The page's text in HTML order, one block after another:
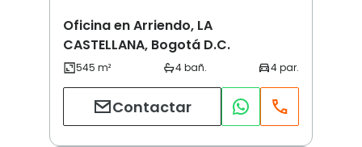
Oficina en Arriendo, LA
CASTELLANA, Bogotá D.C.
Contactar